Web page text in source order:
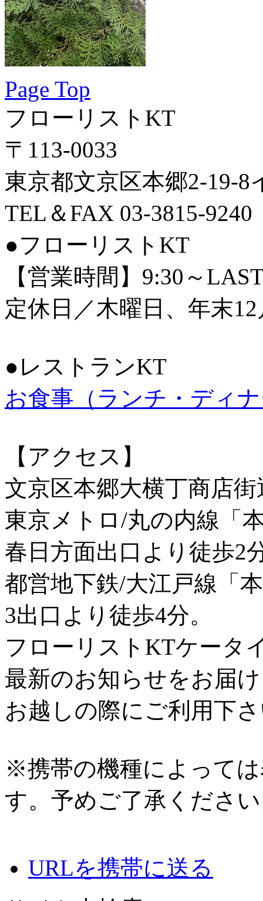
Page Top
フローリストKT
〒113-0033
東京都文京区本郷2-19-8
TEL＆FAX 03-3815-9240
●フローリストKT
【営業時間】9:30～
定休日／木曜日、年末
●レストランKT
お食事（ランチ・ディ
【アクセス】
文京区本郷大横丁商店
東京メトロ/丸の内線「
春日方面出口より徒歩2
都営地下鉄/大江戸線「
3出口より徒歩4分。
フローリストKTケータ
最新のお知らせをお届
お越しの際にご利用下
※携帯の機種によって
す。予めご了承くださ
URLを携帯に送る